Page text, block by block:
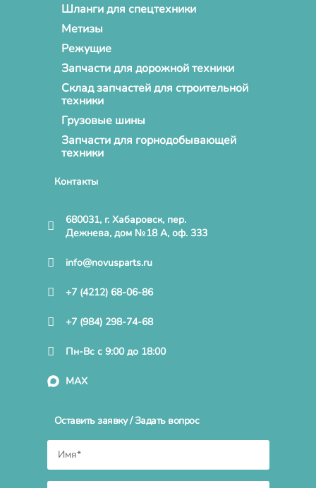
Шланги для спецтехники
Метизы
Режущие
Запчасти для дорожной техники
Склад запчастей для строительной
техники
Грузовые шины
Запчасти для горнодобывающей
техники
Контакты
680031, г. Хабаровск, пер.
Дежнева, дом №18 А, оф. 333
info@novusparts.ru
+7 (4212) 68-06-86
+7 (984) 298-74-68
Пн-Вс с 9:00 до 18:00
MAX
Оставить заявку / Задать вопрос